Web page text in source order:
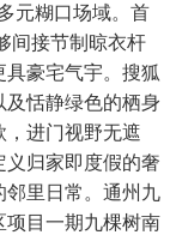
元糊口场域。首
间接节制晾衣杆
豪宅气宇。搜狐
恬静绿色的栖身
，进门视野无遮
归家即度假的奢
邻里日常。通州九
项目一期九棵树南